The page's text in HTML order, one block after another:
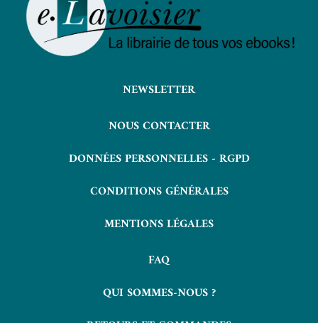
NEWSLETTER
NOUS CONTACTER
DONNÉES PERSONNELLES - RGPD
CONDITIONS GÉNÉRALES
MENTIONS LÉGALES
FAQ
QUI SOMMES-NOUS ?